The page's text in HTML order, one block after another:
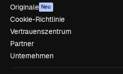
Originale Neu
Cookie-Richtlinie
Vertrauenszentrum
Partner
Unternehmen